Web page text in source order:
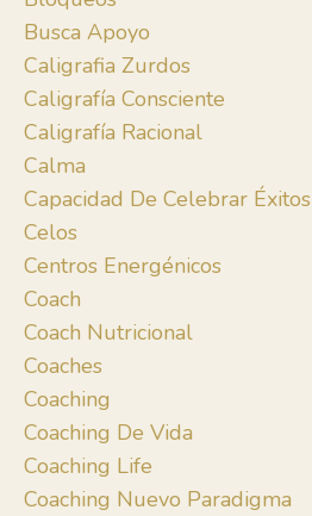
Busca Apoyo
Caligrafia Zurdos
Caligrafía Consciente
Caligrafía Racional
Calma
Capacidad De Celebrar Éxitos
Celos
Centros Energénicos
Coach
Coach Nutricional
Coaches
Coaching
Coaching De Vida
Coaching Life
Coaching Nuevo Paradigma